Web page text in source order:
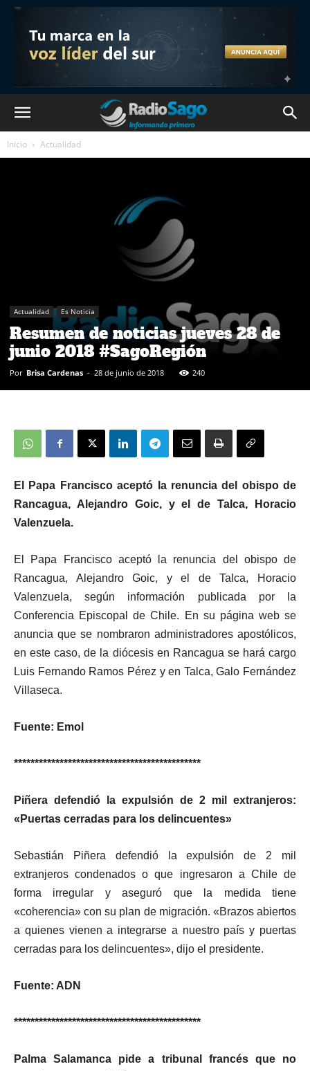
Inicio Actualidad
Actualidad Es Noticia
Resumen de noticias jueves 28 de
junio 2018 #SagoRegión
Por Brisa Cardenas - 28 de junio de 2018 240
El Papa Francisco aceptó la renuncia del obispo de
Rancagua, Alejandro Goic, y el de Talca, Horacio
Valenzuela.
El Papa Francisco aceptó la renuncia del obispo de
Rancagua, Alejandro Goic, y el de Talca, Horacio
Valenzuela, según información publicada por la
Conferencia Episcopal de Chile. En su página web se
anuncia que se nombraron administradores apostólicos,
en este caso, de la diócesis en Rancagua se hará cargo
Luis Fernando Ramos Pérez y en Talca, Galo Fernández
Villaseca.
Fuente: Emol
*********************************************
Piñera defendió la expulsión de 2 mil extranjeros:
«Puertas cerradas para los delincuentes»
Sebastián Piñera defendió la expulsión de 2 mil
extranjeros condenados o que ingresaron a Chile de
forma irregular y aseguró que la medida tiene
«coherencia» con su plan de migración. «Brazos abiertos
a quienes vienen a integrarse a nuestro país y puertas
cerradas para los delincuentes», dijo el presidente.
Fuente: ADN
*********************************************
Palma Salamanca pide a tribunal francés que no